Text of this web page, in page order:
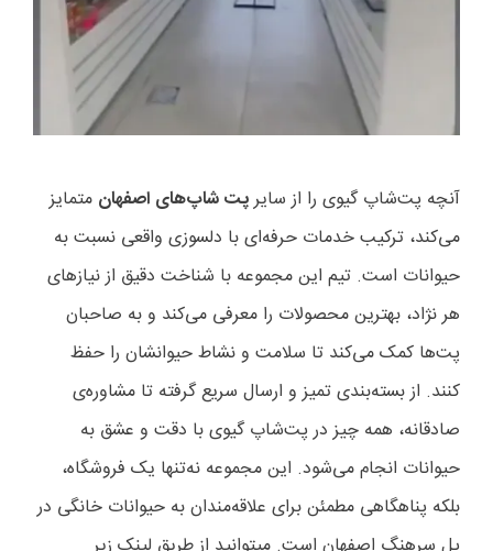
آنچه پت‌شاپ گیوی را از سایرپت شاپ‌های اصفهان متمایز
می‌کند، ترکیب خدمات حرفه‌ای با دلسوزی واقعی نسبت به
حیوانات است. تیم این مجموعه با شناخت دقیق از نیازهای
هر نژاد، بهترین محصولات را معرفی می‌کند و به صاحبان
پت‌ها کمک می‌کند تا سلامت و نشاط حیوانشان را حفظ
کنند. از بسته‌بندی تمیز و ارسال سریع گرفته تا مشاوره‌ی
صادقانه، همه چیز در پت‌شاپ گیوی با دقت و عشق به
حیوانات انجام می‌شود. این مجموعه نه‌تنها یک فروشگاه،
بلکه پناهگاهی مطمئن برای علاقه‌مندان به حیوانات خانگی در